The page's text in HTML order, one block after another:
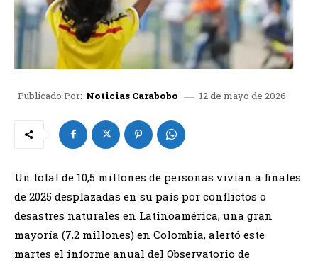
Publicado Por: Noticias Carabobo 12 de mayo de 2026
Un total de 10,5 millones de personas vivían a finales
de 2025 desplazadas en su país por conflictos o
desastres naturales en Latinoamérica, una gran
mayoría (7,2 millones) en Colombia, alertó este
martes el informe anual del Observatorio de